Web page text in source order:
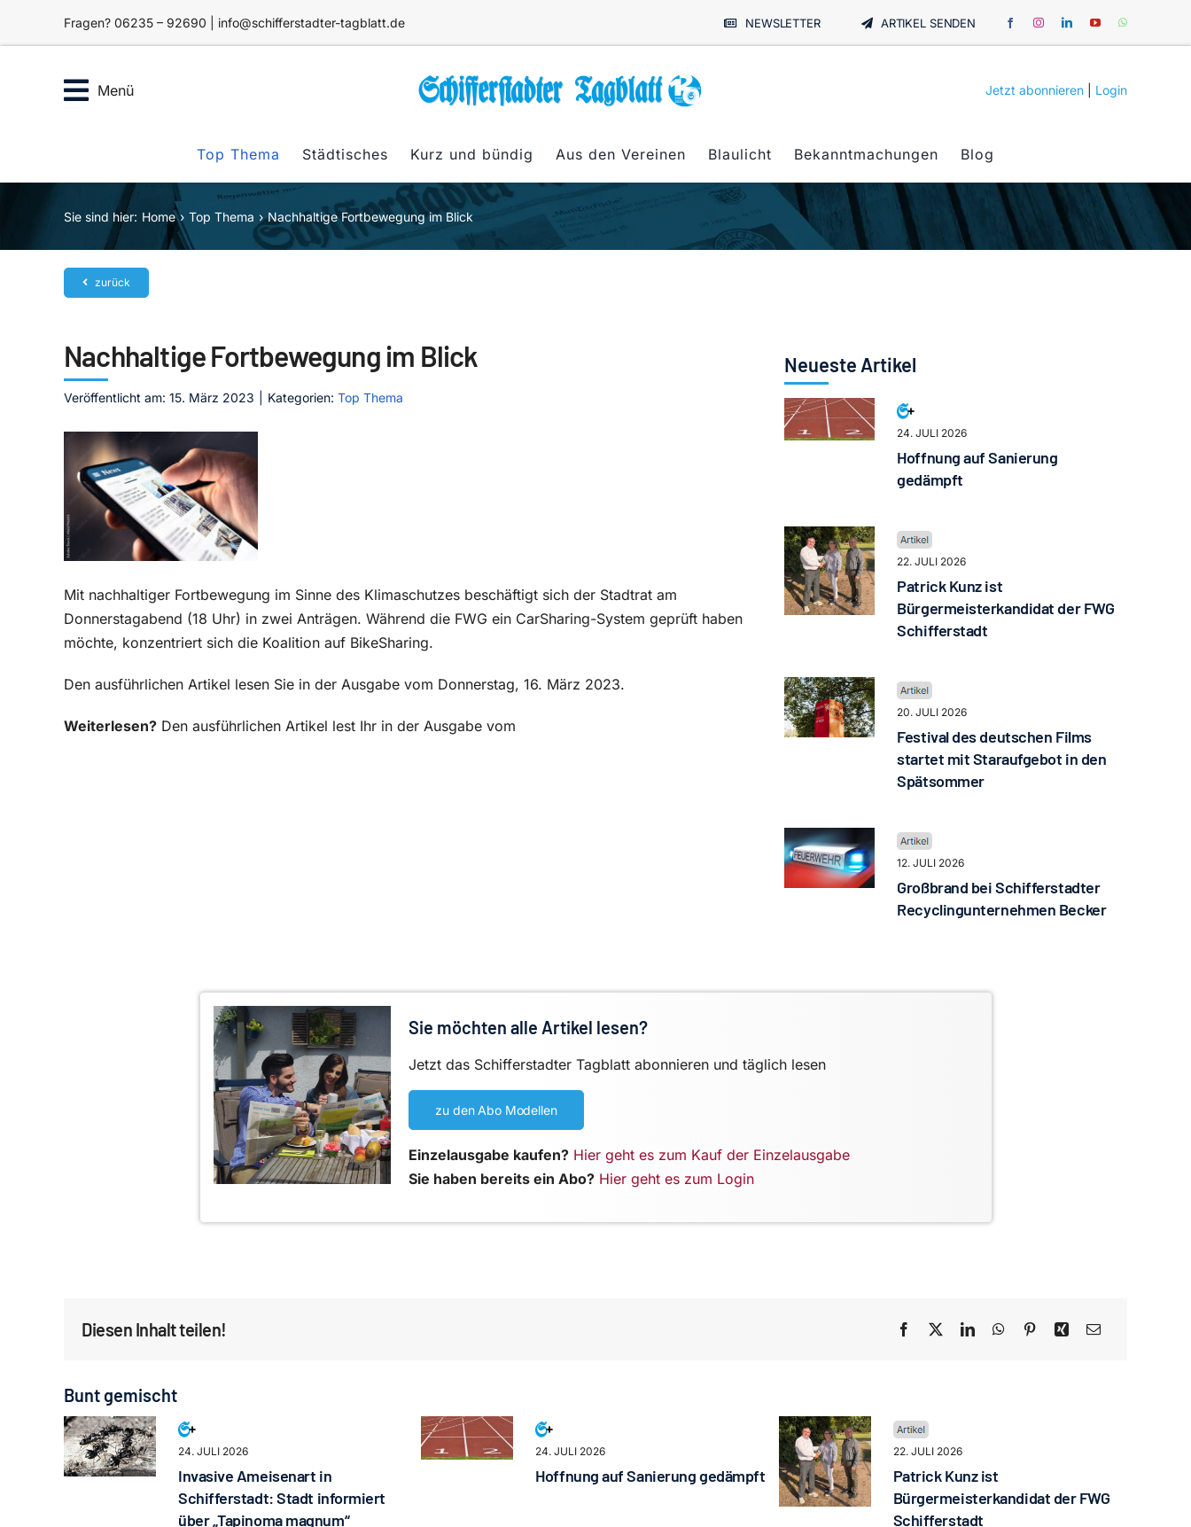
Fragen? 06235 – 92690 | info@schifferstadter-tagblatt.de NEWSLETTER ARTIKEL SENDEN
Menü Jetzt abonnieren Login
Top Thema Städtisches Kurz und bündig Aus den Vereinen Blaulicht Bekanntmachungen Blog
Sie sind hier: Home Top Thema Nachhaltige Fortbewegung im Blick
zurück
Nachhaltige Fortbewegung im Blick
Veröffentlicht am: 15. März 2023 Kategorien: Top Thema
Mit nachhaltiger Fortbewegung im Sinne des Klimaschutzes beschäftigt sich der Stadtrat am
Donnerstagabend (18 Uhr) in zwei Anträgen. Während die FWG ein CarSharing-System geprüft haben
möchte, konzentriert sich die Koalition auf BikeSharing.
Den ausführlichen Artikel lesen Sie in der Ausgabe vom Donnerstag, 16. März 2023.
Weiterlesen? Den ausführlichen Artikel lest Ihr in der Ausgabe vom
Neueste Artikel
24. JULI 2026
Hoffnung auf Sanierung
gedämpft
22. JULI 2026
Patrick Kunz ist
Bürgermeisterkandidat der FWG
Schifferstadt
20. JULI 2026
Festival des deutschen Films
startet mit Staraufgebot in den
Spätsommer
12. JULI 2026
Großbrand bei Schifferstadter
Recyclingunternehmen Becker
Sie möchten alle Artikel lesen?
Jetzt das Schifferstadter Tagblatt abonnieren und täglich lesen
zu den Abo Modellen
Einzelausgabe kaufen? Hier geht es zum Kauf der Einzelausgabe
Sie haben bereits ein Abo? Hier geht es zum Login
Diesen Inhalt teilen!
Bunt gemischt
24. JULI 2026
Invasive Ameisenart in
Schifferstadt: Stadt informiert
über „Tapinoma magnum“
24. JULI 2026
Hoffnung auf Sanierung gedämpft
22. JULI 2026
Patrick Kunz ist
Bürgermeisterkandidat der FWG
Schifferstadt